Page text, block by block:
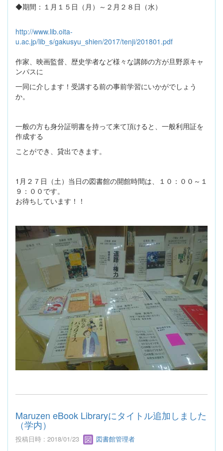
◆期間：１月１５日（月）～２月２８日（水）
http://www.lib.oita-
u.ac.jp/lib_s/gakusyu_shien/2017/tenji/201801.pdf
作家、映画監督、歴史学者など様々な講師の方が旦野原キャ
ンパスに
一同に介します！受講する前の事前学習にいかがでしょう
か。
一般の方も身分証明書を持って来て頂けると、一般利用証を
作成する
ことができ、貸出できます。
1月２７日（土）当日の図書館の開館時間は、１０：００～１
９：００です。
お待ちしています！！
Maruzen eBook Libraryにタイトル追加しました
（学内）
投稿日時 : 2018/01/23 図書館管理者